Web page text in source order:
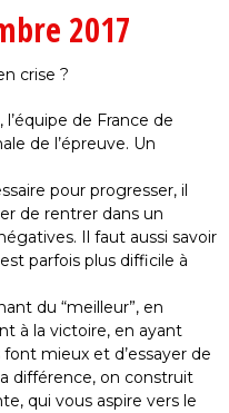
2017
crise ?
de France de
de l’épreuve. Un
pour progresser, il
de rentrer dans un
Il faut aussi savoir
parfois plus difficile à
du “meilleur”, en
à la victoire, en ayant
font mieux et d’essayer de
différence, on construit
qui vous aspire vers le